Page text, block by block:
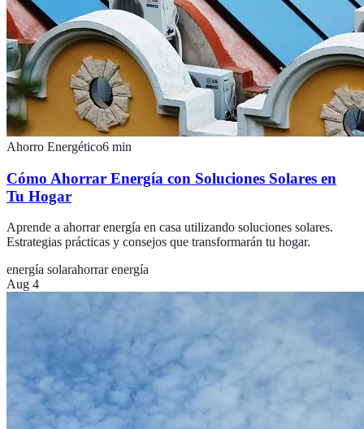
Ahorro Energético6 min
Cómo Ahorrar Energía con Soluciones Solares en
Tu Hogar
Aprende a ahorrar energía en casa utilizando soluciones solares.
Estrategias prácticas y consejos que transformarán tu hogar.
energía solarahorrar energía
Aug 4